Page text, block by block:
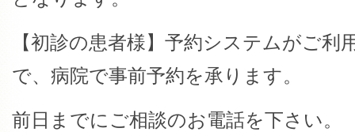
【初診の患者様】予約システムがご利
で、病院で事前予約を承ります。
前日までにご相談のお電話を下さい。